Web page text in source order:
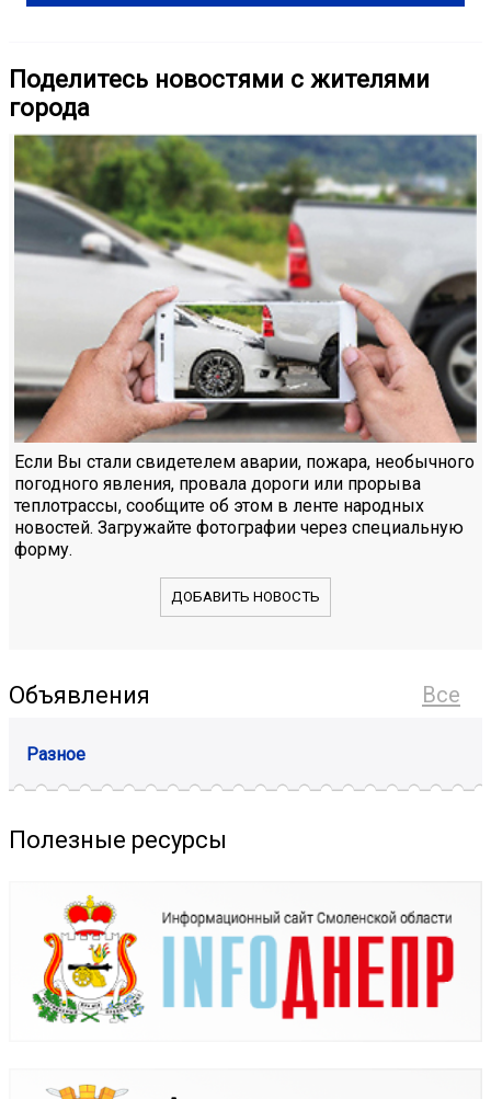
Поделитесь новостями с жителями
города
Если Вы стали свидетелем аварии, пожара, необычного
погодного явления, провала дороги или прорыва
теплотрассы, сообщите об этом в ленте народных
новостей. Загружайте фотографии через специальную
форму.
ДОБАВИТЬ НОВОСТЬ
Все
Объявления
Разное
Полезные ресурсы